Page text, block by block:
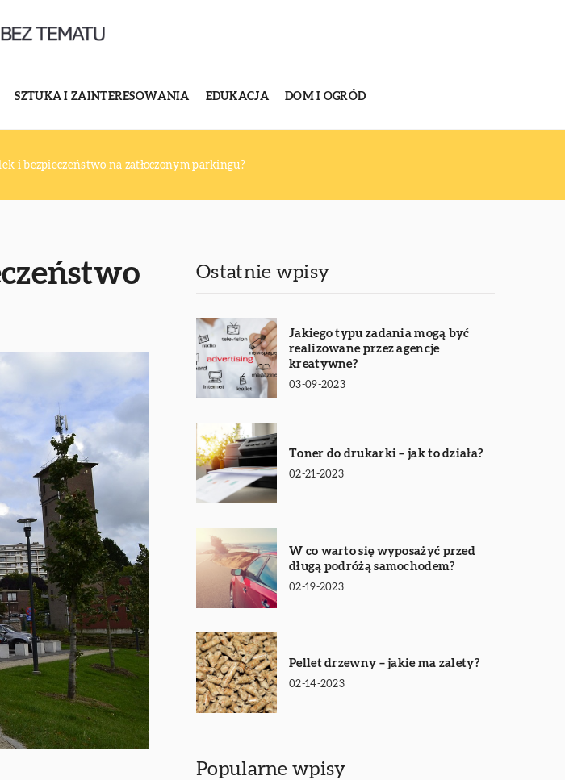
SZTUKA I ZAINTERESOWANIA EDUKACJA DOM I OGRÓD
i bezpieczeństwo na zatłoczonym parkingu?
Ostatnie wpisy
Jakiego typu zadania mogą być
realizowane przez agencje
kreatywne?
03-09-2023
Toner do drukarki – jak to działa?
02-21-2023
W co warto się wyposażyć przed
długą podróżą samochodem?
02-19-2023
Pellet drzewny – jakie ma zalety?
02-14-2023
Popularne wpisy